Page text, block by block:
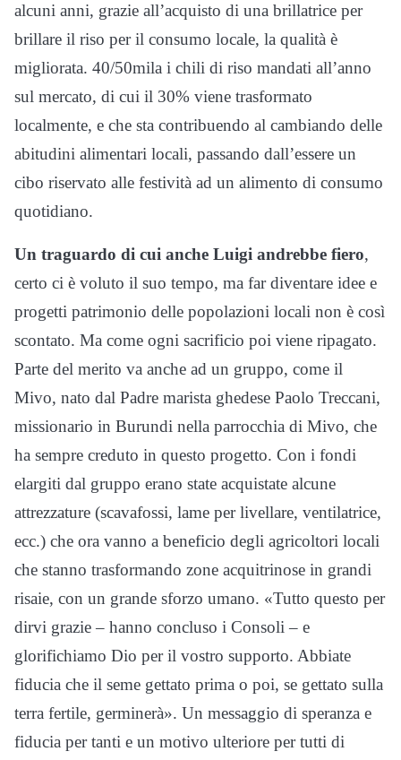
alcuni anni, grazie all’acquisto di una brillatrice per
brillare il riso per il consumo locale, la qualità è
migliorata. 40/50mila i chili di riso mandati all’anno
sul mercato, di cui il 30% viene trasformato
localmente, e che sta contribuendo al cambiando delle
abitudini alimentari locali, passando dall’essere un
cibo riservato alle festività ad un alimento di consumo
quotidiano.
Un traguardo di cui anche Luigi andrebbe fiero,
certo ci è voluto il suo tempo, ma far diventare idee e
progetti patrimonio delle popolazioni locali non è così
scontato. Ma come ogni sacrificio poi viene ripagato.
Parte del merito va anche ad un gruppo, come il
Mivo, nato dal Padre marista ghedese Paolo Treccani,
missionario in Burundi nella parrocchia di Mivo, che
ha sempre creduto in questo progetto. Con i fondi
elargiti dal gruppo erano state acquistate alcune
attrezzature (scavafossi, lame per livellare, ventilatrice,
ecc.) che ora vanno a beneficio degli agricoltori locali
che stanno trasformando zone acquitrinose in grandi
risaie, con un grande sforzo umano. «Tutto questo per
dirvi grazie – hanno concluso i Consoli – e
glorifichiamo Dio per il vostro supporto. Abbiate
fiducia che il seme gettato prima o poi, se gettato sulla
terra fertile, germinerà». Un messaggio di speranza e
fiducia per tanti e un motivo ulteriore per tutti di